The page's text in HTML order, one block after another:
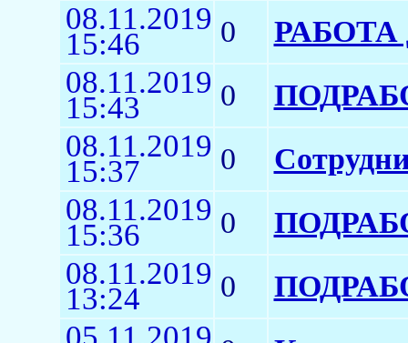
08.11.2019
15:46 0
08.11.2019
15:43 0
08.11.2019
15:37 0
08.11.2019
15:36 0
08.11.2019
13:24 0